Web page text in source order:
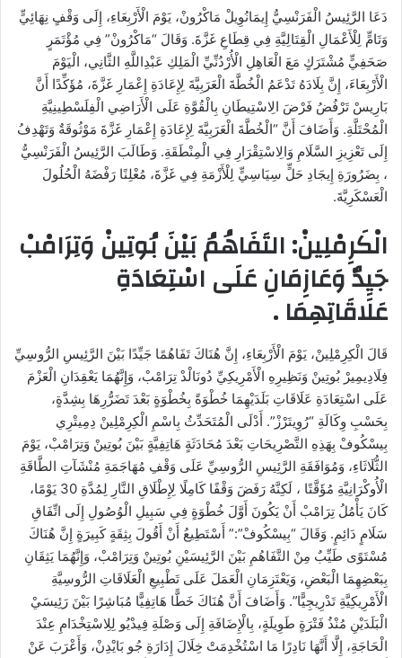
دَعَا الرَّئِيسُ الْفَرَنْسِيُّ إِيمَانُوِيلْ مَاكْرُونْ، يَوْمَ الْأَرْبِعَاءِ، إِلَى وَقْفٍ نِهَائِيٍّ
وَتَامٍّ لِلْأَعْمَالِ الْقِتَالِيَّةِ فِي قِطَاعِ غَزَّةَ. وَقَالَ “مَاكْرُونْ” فِي مُؤْتَمَرٍ
صَحَفِيٍّ مُشْتَرَكٍ مَعَ الْعَاهِلِ الْأُرْدُنِّيِّ الْمَلِكِ عَبْدِاللَّهِ الثَّانِي، الْيَوْمَ
الْأَرْبِعَاءَ، إِنَّ بِلَادَهُ تَدْعَمُ الْخُطَّةَ الْعَرَبِيَّةَ لِإِعَادَةِ إِعْمَارِ غَزَّةَ، مُؤَكِّدًا أَنَّ
بَارِيسْ تَرْفُضُ فَرْضَ الِاسْتِيطَانِ بِالْقُوَّةِ عَلَى الْأَرَاضِي الْفِلَسْطِينِيَّةِ
الْمُحْتَلَّةِ. وَأَضَافَ أَنَّ “الْخُطَّةَ الْعَرَبِيَّةَ لِإِعَادَةِ إِعْمَارِ غَزَّةَ مَوْثُوقَةٌ وَتَهْدِفُ
إِلَى تَعْزِيزِ السَّلَامِ وَالِاسْتِقْرَارِ فِي الْمِنْطَقَةِ. وَطَالَبَ الرَّئِيسُ الْفَرَنْسِيُّ
، بِضَرُورَةِ إِيجَادِ حَلٍّ سِيَاسِيٍّ لِلْأَزْمَةِ فِي غَزَّةَ، مُعْلِنًا رَفْضَهُ الْحُلُولَ
الْعَسْكَرِيَّةَ.
الْكَرِمْلِينْ: التَفَاهُمُ بَيْنَ بُوتِينْ وَتِرَامْبْ
جَيِدٌ وَعَازِمَانِ عَلَى اسْتِعَادَةِ
عَلَاقَاتِهِمَا .
قَالَ الْكِرِمْلِينْ، يَوْمَ الْأَرْبِعَاءِ، إِنَّ هُنَاكَ تَفَاهُمًا جَيِّدًا بَيْنَ الرَّئِيسِ الرُّوسِيِّ
فِلَادِيمِيرْ بُوتِينْ وَنَظِيرِهِ الْأَمْرِيكِيِّ دُونَالْدْ تِرَامْبْ، وَإِنَّهُمَا يَعْقِدَانِ الْعَزْمَ
عَلَى اسْتِعَادَةِ عَلَاقَاتِ بَلَدَيْهِمَا خُطْوَةً بِخُطْوَةٍ بَعْدَ تَضَرُّرِهَا بِشِدَّةٍ،
بِحَسْبِ وِكَالَةِ “رُوِيتَرْزْ”. أَدْلَى الْمُتَحَدِّثُ بِاسْمِ الْكِرِمْلِينْ دِمِيتْرِي
بِيسْكُوفْ بِهَذِهِ التَّصْرِيحَاتِ بَعْدَ مُحَادَثَةٍ هَاتِفِيَّةٍ بَيْنَ بُوتِينْ وَتِرَامْبْ، يَوْمَ
الثُّلَاثَاءِ، وَمُوَافَقَةِ الرَّئِيسِ الرُّوسِيِّ عَلَى وَقْفِ مُهَاجَمَةِ مُنْشَآتِ الطَّاقَةِ
الْأُوكْرَانِيَّةِ مُؤَقَّتًا ، لَكِنَّهُ رَفَضَ وَقْفًا كَامِلًا لِإِطْلَاقِ النَّارِ لِمُدَّةِ 30 يَوْمًا،
كَانَ يَأْمُلُ تِرَامْبْ أَنْ يَكُونَ أَوَّلَ خُطْوَةٍ فِي سَبِيلِ الْوُصُولِ إِلَى اتِّفَاقِ
سَلَامٍ دَائِمٍ. وَقَالَ “بِيسْكُوفْ”:” أَسْتَطِيعُ أَنْ أَقُولَ بِثِقَةٍ كَبِيرَةٍ إِنَّ هُنَاكَ
مُسْتَوًى طَيِّبٌ مِنْ التَّفَاهُمِ بَيْنَ الرَّئِيسَيْنِ بُوتِينْ وَتِرَامْبْ، وَإِنَّهُمَا يَثِقَانِ
بِبَعْضِهِمَا الْبَعْضِ، وَيَعْتَزِمَانِ الْعَمَلَ عَلَى تَطْبِيعِ الْعَلَاقَاتِ الرُّوسِيَّةِ
الْأَمْرِيكِيَّةِ تَدْرِيجِيًّا”. وَأَضَافَ أَنَّ هُنَاكَ خَطًّا هَاتِفِيًّا مُبَاشِرًا بَيْنَ رَئِيسَيْ
الْبَلَدَيْنِ مُنْذُ فَتْرَةٍ طَوِيلَةٍ، بِالْإِضَافَةِ إِلَى وَصْلَةِ فِيدْيُو لِلِاسْتِخْدَامِ عِنْدَ
الْحَاجَةِ، إِلَّا أَنَّهَا نَادِرًا مَا اسْتُخْدِمَتْ خِلَالَ إِدَارَةِ جُو بَايْدِنْ، وَأَعْرَبَ عَنْ